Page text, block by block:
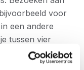
voor
een andere
tussen vier